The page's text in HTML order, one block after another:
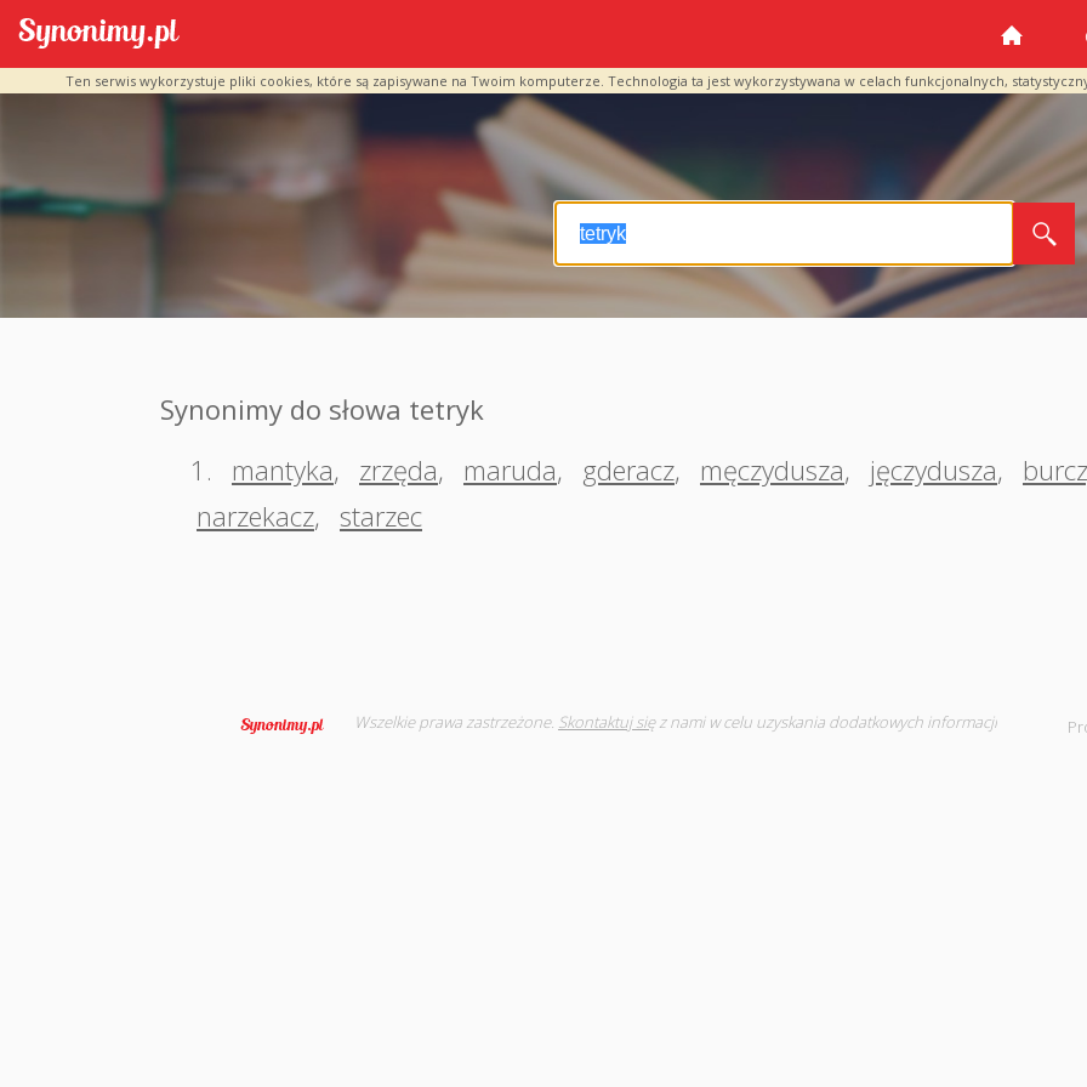
Ten serwis wykorzystuje pliki cookies, które są zapisywane na Twoim komputerze. Technologia ta jest wykorzystywana w celach funkcjonalnych,
Synonimy do słowa tetryk
1.
mantyka, zrzęda, maruda, gderacz, męczydusza, jęczydusza,
narzekacz, starzec
Wszelkie prawa zastrzeżone. Skontaktuj sięz nami w celu uzyskania dodatkowych informacji